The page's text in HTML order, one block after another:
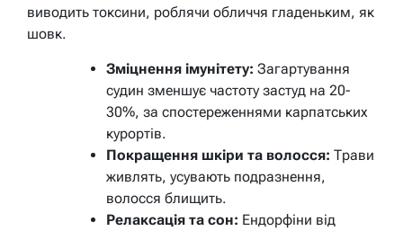
виводить токсини, роблячи обличчя гладеньким, як
шовк.
Зміцнення імунітету: Загартування
судин зменшує частоту застуд на 20-
30%, за спостереженнями карпатських
курортів.
Покращення шкіри та волосся: Трави
живлять, усувають подразнення,
волосся блищить.
Релаксація та сон: Ендорфіни від